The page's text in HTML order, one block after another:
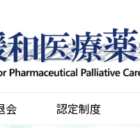
会 認定制度